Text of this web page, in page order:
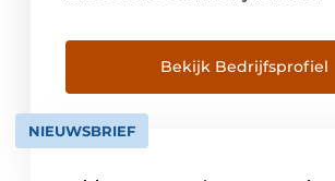
Bekijk Bedrijfsprofiel
NIEUWSBRIEF